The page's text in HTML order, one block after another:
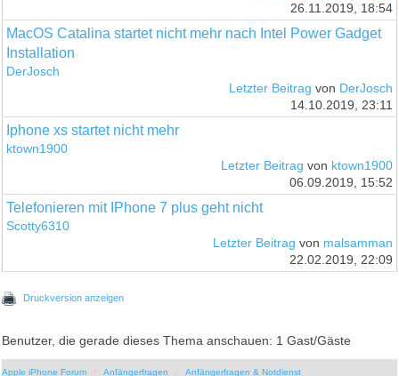
26.11.2019, 18:54
MacOS Catalina startet nicht mehr nach Intel Power Gadget
Installation
DerJosch
Letzter Beitrag von DerJosch
14.10.2019, 23:11
Iphone xs startet nicht mehr
ktown1900
Letzter Beitrag von ktown1900
06.09.2019, 15:52
Telefonieren mit IPhone 7 plus geht nicht
Scotty6310
Letzter Beitrag von malsamman
22.02.2019, 22:09
Druckversion anzeigen
Benutzer, die gerade dieses Thema anschauen: 1 Gast/Gäste
Apple iPhone Forum Anfängerfragen Anfängerfragen & Notdienst